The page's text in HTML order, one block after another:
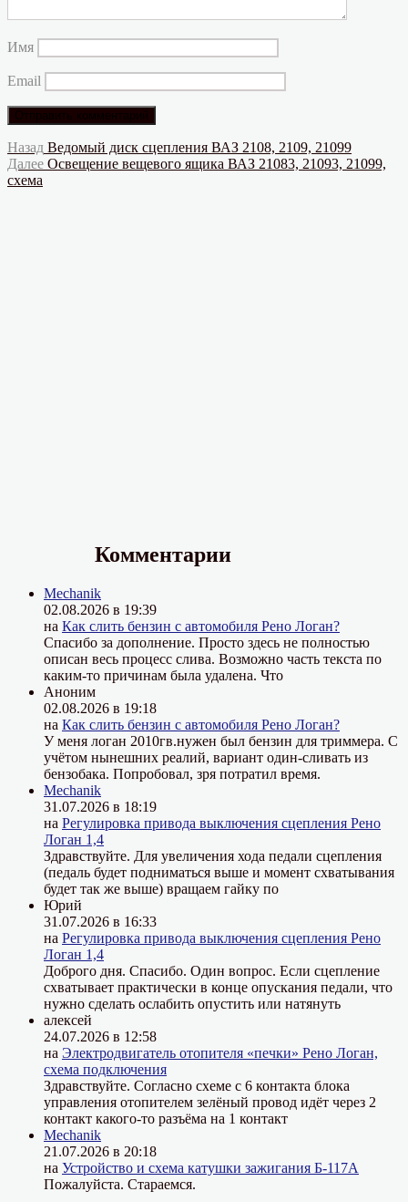
Имя
Email
Навигация
по
Назад Предыдущая
запись:
Ведомый диск сцепления ВАЗ 2108, 2109, 21099
Далее Следующая
Освещение вещевого ящика ВАЗ 21083, 21093, 21099,
схема
Комментарии
Mechanik
02.08.2026 в 19:39
на Как слить бензин с автомобиля Рено Логан?
Спасибо за дополнение. Просто здесь не полностью
описан весь процесс слива. Возможно часть текста по
каким-то причинам была удалена. Что
Аноним
02.08.2026 в 19:18
на Как слить бензин с автомобиля Рено Логан?
У меня логан 2010гв.нужен был бензин для триммера. С
учётом нынешних реалий, вариант один-сливать из
бензобака. Попробовал, зря потратил время.
Mechanik
31.07.2026 в 18:19
на Регулировка привода выключения сцепления Рено
Логан 1,4
Здравствуйте. Для увеличения хода педали сцепления
(педаль будет подниматься выше и момент схватывания
будет так же выше) вращаем гайку по
Юрий
31.07.2026 в 16:33
на Регулировка привода выключения сцепления Рено
Логан 1,4
Доброго дня. Спасибо. Один вопрос. Если сцепление
схватывает практически в конце опускания педали, что
нужно сделать ослабить опустить или натянуть
алексей
24.07.2026 в 12:58
на Электродвигатель отопителя «печки» Рено Логан,
схема подключения
Здравствуйте. Согласно схеме с 6 контакта блока
управления отопителем зелёный провод идёт через 2
контакт какого-то разъёма на 1 контакт
Mechanik
21.07.2026 в 20:18
на Устройство и схема катушки зажигания Б-117А
Пожалуйста. Стараемся.